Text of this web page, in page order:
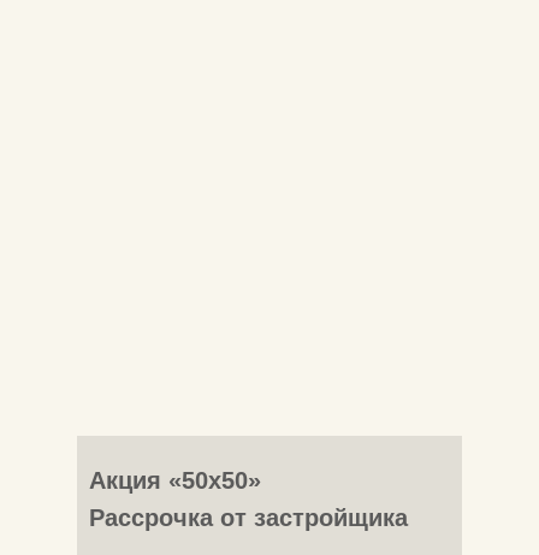
Акция «50х50»
Рассрочка от застройщика